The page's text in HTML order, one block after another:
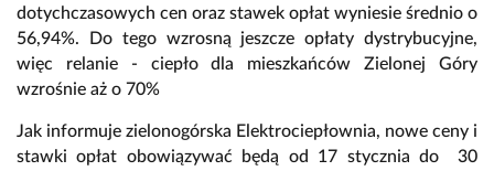
dotychczasowych cen oraz stawek opłat wyniesie średnio o
56,94%. Do tego wzrosną jeszcze opłaty dystrybucyjne,
więc relanie - ciepło dla mieszkańców Zielonej Góry
wzrośnie aż o 70%
Jak informuje zielonogórska Elektrociepłownia, nowe ceny i
stawki opłat obowiązywać będą od 17 stycznia do 30